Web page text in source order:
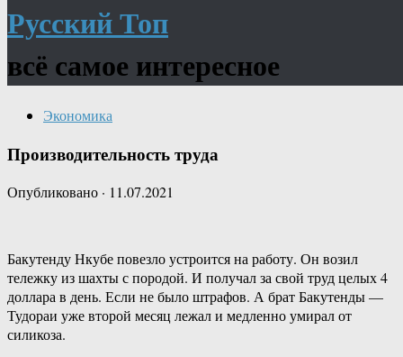
Русский Топ
всё самое интересное
Экономика
Производительность труда
Опубликовано · 11.07.2021
Бакутенду Нкубе повезло устроится на работу. Он возил
тележку из шахты с породой. И получал за свой труд целых 4
доллара в день. Если не было штрафов. А брат Бакутенды —
Тудораи уже второй месяц лежал и медленно умирал от
силикоза.